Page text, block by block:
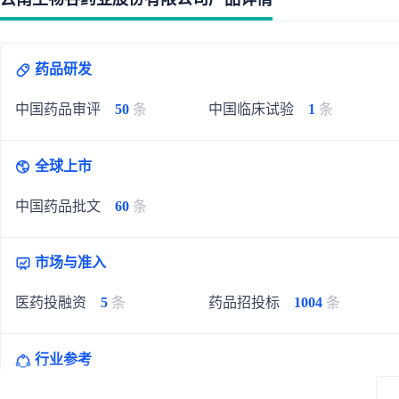
药品研发
中国药品审评 50 条 中国临床试验 1 条
全球上市
中国药品批文 60 条
市场与准入
医药投融资 5 条 药品招投标 1004 条
行业参考